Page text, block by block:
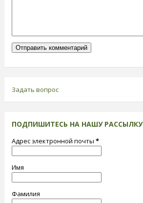
Задать вопрос
ПОДПИШИТЕСЬ НА НАШУ РАССЫЛКУ
Адрес электронной почты *
Имя
Фамилия